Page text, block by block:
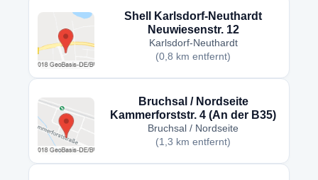
Shell Karlsdorf-Neuthardt
Neuwiesenstr. 12
Karlsdorf-Neuthardt
(0,8 km entfernt)
Bruchsal / Nordseite
Kammerforststr. 4 (An der B35)
Bruchsal / Nordseite
(1,3 km entfernt)